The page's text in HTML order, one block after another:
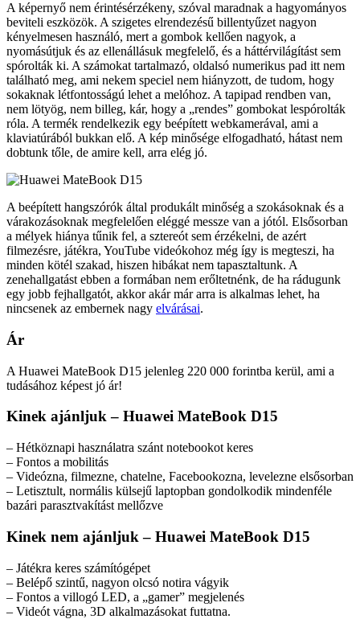
A képernyő nem érintésérzékeny, szóval maradnak a hagyományos
beviteli eszközök. A szigetes elrendezésű billentyűzet nagyon
kényelmesen használó, mert a gombok kellően nagyok, a
nyomásútjuk és az ellenállásuk megfelelő, és a háttérvilágítást sem
spórolták ki. A számokat tartalmazó, oldalsó numerikus pad itt nem
található meg, ami nekem speciel nem hiányzott, de tudom, hogy
sokaknak létfontosságú lehet a melóhoz. A tapipad rendben van,
nem lötyög, nem billeg, kár, hogy a „rendes” gombokat lespórolták
róla. A termék rendelkezik egy beépített webkamerával, ami a
klaviatúrából bukkan elő. A kép minősége elfogadható, hátast nem
dobtunk tőle, de amire kell, arra elég jó.
A beépített hangszórók által produkált minőség a szokásoknak és a
várakozásoknak megfelelően eléggé messze van a jótól. Elsősorban
a mélyek hiánya tűnik fel, a sztereót sem érzékelni, de azért
filmezésre, játékra, YouTube videókohoz még így is megteszi, ha
minden kötél szakad, hiszen hibákat nem tapasztaltunk. A
zenehallgatást ebben a formában nem erőltetnénk, de ha rádugunk
egy jobb fejhallgatót, akkor akár már arra is alkalmas lehet, ha
nincsenek az embernek nagy elvárásai.
Ár
A Huawei MateBook D15 jelenleg 220 000 forintba kerül, ami a
tudásához képest jó ár!
Kinek ajánljuk – Huawei MateBook D15
– Hétköznapi használatra szánt notebookot keres
– Fontos a mobilitás
– Videózna, filmezne, chatelne, Facebookozna, levelezne elsősorban
– Letisztult, normális külsejű laptopban gondolkodik mindenféle
bazári parasztvakítást mellőzve
Kinek nem ajánljuk – Huawei MateBook D15
– Játékra keres számítógépet
– Belépő szintű, nagyon olcsó notira vágyik
– Fontos a villogó LED, a „gamer” megjelenés
– Videót vágna, 3D alkalmazásokat futtatna.